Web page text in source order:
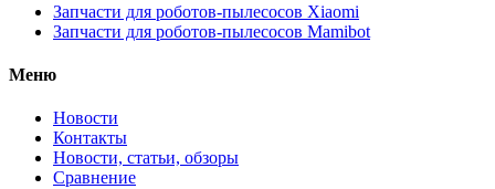
Запчасти для роботов-пылесосов Xiaomi
Запчасти для роботов-пылесосов Mamibot
Меню
Новости
Контакты
Новости, статьи, обзоры
Сравнение